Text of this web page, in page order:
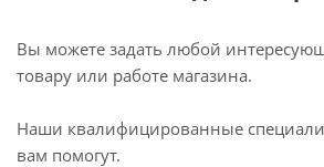
Вы можете задать любой
товару или работе магазина.
Наши квалифицированные
вам помогут.